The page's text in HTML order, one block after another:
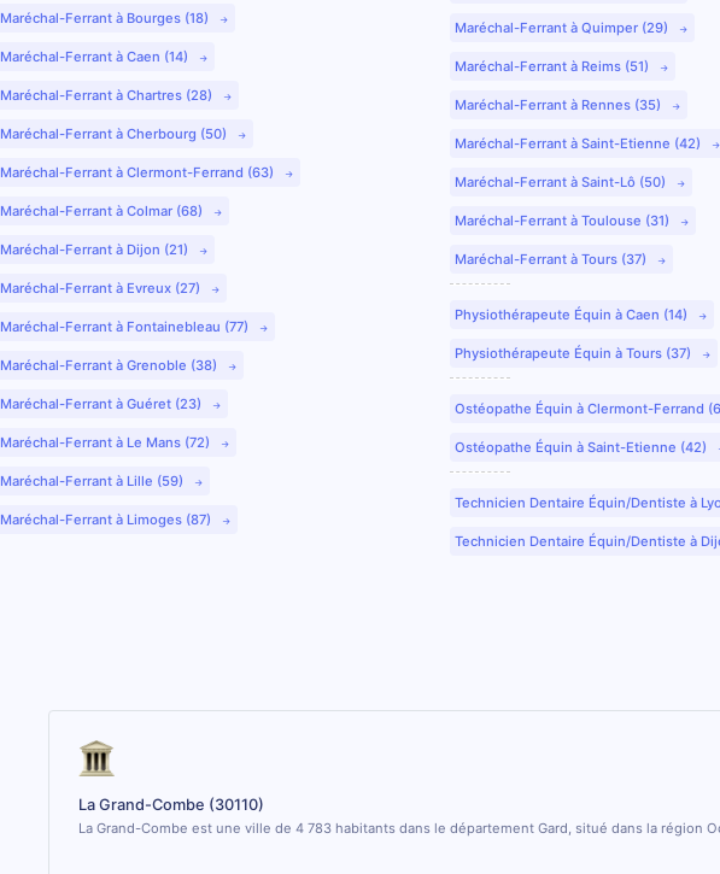
Maréchal-Ferrant à Bourges (18)
Maréchal-Ferrant à Caen (14)
Maréchal-Ferrant à Chartres (28)
Maréchal-Ferrant à Cherbourg (50)
Maréchal-Ferrant à Clermont-Ferrand (63)
Maréchal-Ferrant à Colmar (68)
Maréchal-Ferrant à Dijon (21)
Maréchal-Ferrant à Evreux (27)
Maréchal-Ferrant à Fontainebleau (77)
Maréchal-Ferrant à Grenoble (38)
Maréchal-Ferrant à Guéret (23)
Maréchal-Ferrant à Le Mans (72)
Maréchal-Ferrant à Lille (59)
Maréchal-Ferrant à Limoges (87)
Maréchal-Ferrant à Quimper (29)
Maréchal-Ferrant à Reims (51)
Maréchal-Ferrant à Rennes (35)
Maréchal-Ferrant à Saint-Etienne (42)
Maréchal-Ferrant à Saint-Lô (50)
Maréchal-Ferrant à Toulouse (31)
Maréchal-Ferrant à Tours (37)
Physiothérapeute Équin à Caen (14)
Physiothérapeute Équin à Tours (37)
Ostéopathe Équin à Clermont-Ferrand
Ostéopathe Équin à Saint-Etienne (42)
Technicien Dentaire Équin/Dentiste à
Technicien Dentaire Équin/Dentiste à
La Grand-Combe (30110)
La Grand-Combe est une ville de 4 783 habitants dans le département Gard, situé dans la région